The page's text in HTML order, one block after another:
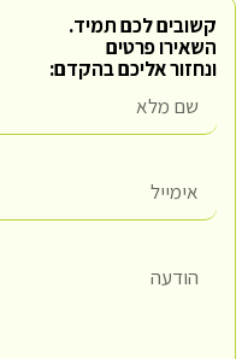
קשובים לכם תמיד.
השאירו פרטים
ונחזור אליכם בהקדם: